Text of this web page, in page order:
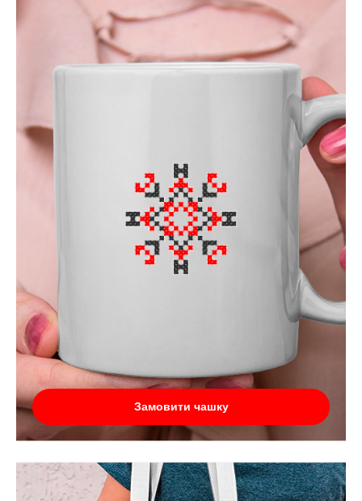
Замовити чашку